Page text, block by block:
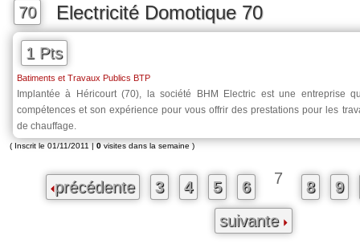
70 Electricité Domotique 70
1 Pts
Batiments et Travaux Publics BTP
Implantée à Héricourt (70), la société BHM Electric est une entreprise
compétences et son expérience pour vous offrir des prestations pour les
de chauffage.
( Inscrit le 01/11/2011 | 0 visites dans la semaine )
précédente 3 4 5 6 7 8
9
suivante